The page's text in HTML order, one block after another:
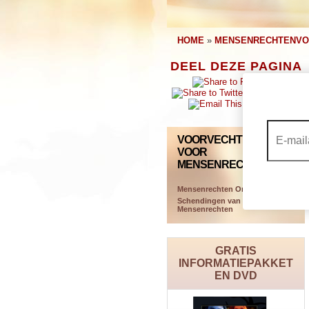
HOME »
DEEL DEZE PAGINA
VOORVECHTERS
VOOR
MENSENRECHTEN
Mensenrechten Organisaties
Schendingen van
Mensenrechten
GRATIS
INFORMATIEPAKKET
EN DVD